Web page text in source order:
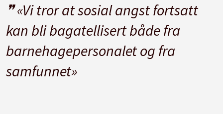
«Vi tror at sosial angst fortsatt
kan bli bagatellisert både fra
barnehagepersonalet og fra
samfunnet»